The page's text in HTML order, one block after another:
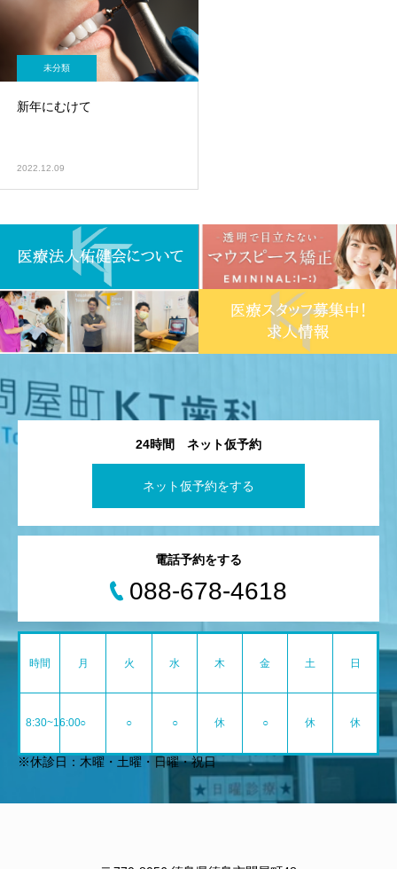
未分類
新年にむけて
2022.12.09
24時間 ネット仮予約
ネット仮予約をする
電話予約をする
088-678-4618
時間 月 火 水 木 金 土 日
8:30~16:00○ ○ ○ 休 ○ 休 休
※休診日：木曜・土曜・日曜・祝日